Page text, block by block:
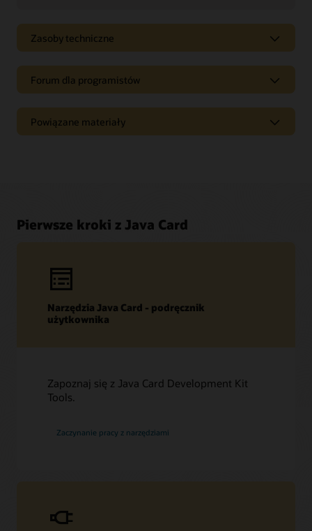
Zasoby techniczne
Zasoby techniczne
Pobrania
Forum dla programistów
Często zadawane pytania dotyczące technologii Java
Card
Powiązane materiały
Powiązane materiały
Forum Java Card
Pierwsze kroki z Java Card
Narzędzia Java Card - podręcznik
użytkownika
Zapoznaj się z Java Card Development Kit
Tools.
Zaczynanie pracy z narzędziami